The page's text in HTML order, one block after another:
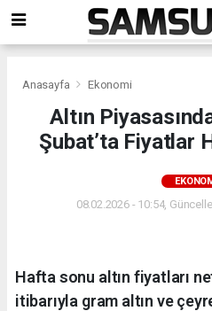
Anasayfa Ekonomi
Altın
Şubat’ta Fiyatlar
08.02.2026 - 10:54,
Hafta sonu altın fiyatları
itibarıyla gram altın ve